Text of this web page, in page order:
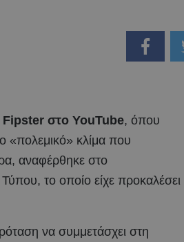
Fipster στο YouTube, όπου
«πολεμικό» κλίμα που
αναφέρθηκε στο
το οποίο είχε προκαλέσει
να συμμετάσχει στη